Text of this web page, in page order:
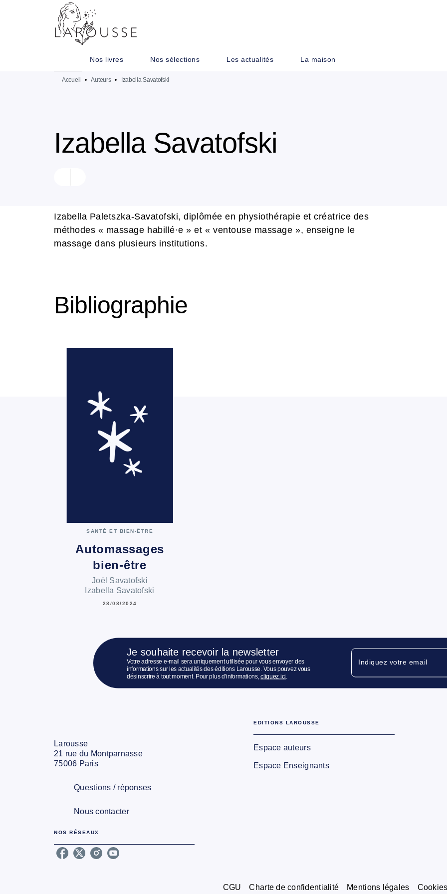
MENU
Nos livres Nos sélections Les actualités La maison
Accueil • Auteurs • Izabella Savatofski
Izabella Savatofski
Izabella Paletszka-Savatofski, diplômée en physiothérapie et créatrice des
méthodes « massage habillé·e » et « ventouse massage », enseigne le
massage dans plusieurs institutions.
Bibliographie
SANTÉ ET BIEN-ÊTRE
Automassages
bien-être
Joël Savatofski
Izabella Savatofski
28/08/2024
Je souhaite recevoir la newsletter
Votre adresse e-mail sera uniquement utilisée pour vous envoyer des
informations sur les actualités des éditions Larousse. Vous pouvez vous
désinscrire à tout moment. Pour plus d’informations,cliquez ici
Indiquez votre email
Larousse
21 rue du Montparnasse
75006 Paris
Questions / réponses
Nous contacter
NOS RÉSEAUX
EDITIONS LAROUSSE
Espace auteurs
Espace Enseignants
CGU Charte de confidentialité Mentions légales